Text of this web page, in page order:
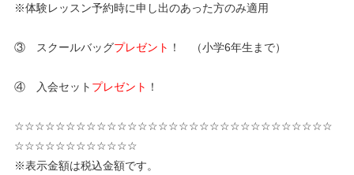
※体験レッスン予約時に申し出のあった方のみ適用
③ スクールバッグプレゼント ！ （小学6年生まで）
④ 入会セット プレゼント ！
☆☆☆☆☆☆☆☆☆☆☆☆☆☆☆☆☆☆☆☆☆☆☆☆☆☆☆☆☆☆☆
☆☆☆☆☆☆☆☆☆☆☆☆
※表示金額は税込金額です。